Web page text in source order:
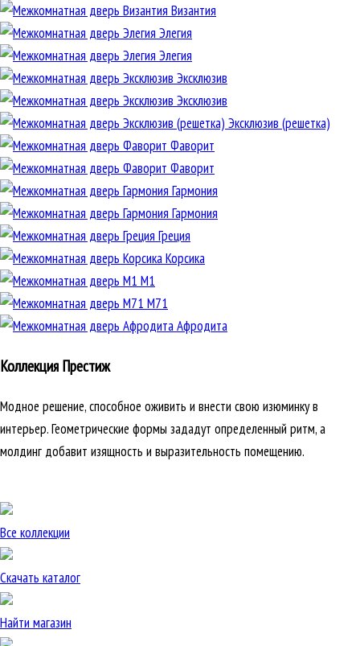
Византия
Элегия
Элегия
Эксклюзив
Эксклюзив
Эксклюзив (решетка)
Фаворит
Фаворит
Гармония
Гармония
Греция
Корсика
М1
М71
Афродита
Коллекция Престиж
Модное решение, способное оживить и внести свою изюминку в
интерьер. Геометрические формы зададут определенный ритм, а
молдинг добавит изящность и выразительность помещению.
Все коллекции
Скачать каталог
Найти магазин